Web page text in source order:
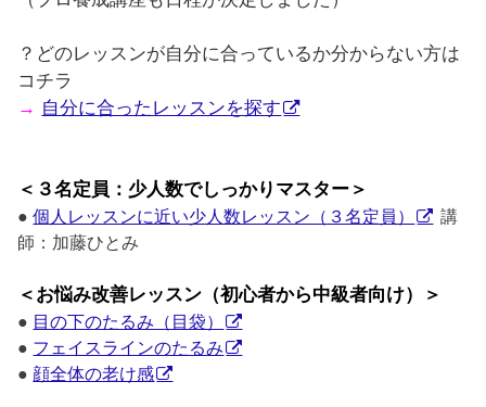
？どのレッスンが自分に合っているか分からない方は
コチラ
→ 自分に合ったレッスンを探す
＜３名定員：少人数でしっかりマスター＞
●個人レッスンに近い少人数レッスン（３名定員）
講
師：加藤ひとみ
＜お悩み改善レッスン（初心者から中級者向け）＞
● 目の下のたるみ（目袋）
● フェイスラインのたるみ
● 顔全体の老け感